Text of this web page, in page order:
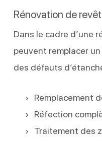
Rénovation de
Dans le cadre d’une
peuvent remplacer
des défauts
Remplacement
Réfection
Traitement des